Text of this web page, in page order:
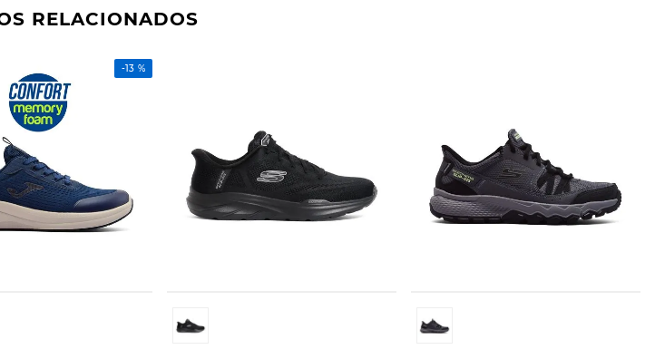
RELACIONADOS
-13 %